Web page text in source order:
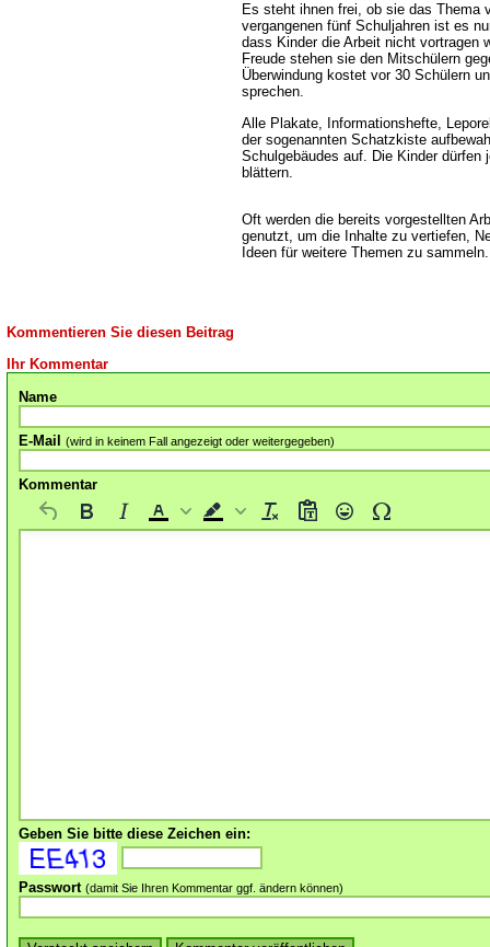
Es steht ihnen frei, ob sie das Thema
vergangenen fünf Schuljahren ist es
dass Kinder die Arbeit nicht vortragen
Freude stehen sie den Mitschülern
Überwindung kostet vor 30 Schülern
sprechen.
Alle Plakate, Informationshefte,
der sogenannten Schatzkiste
Schulgebäudes auf. Die Kinder dürfen
blättern.
Oft werden die bereits vorgestellten
genutzt, um die Inhalte zu vertiefen,
Ideen für weitere Themen zu
Kommentieren Sie diesen Beitrag
Ihr Kommentar
Name
E-Mail (wird in keinem Fall angezeigt oder weitergegeben)
Kommentar
Geben Sie bitte diese Zeichen ein:
Passwort (damit Sie Ihren Kommentar ggf. ändern können)